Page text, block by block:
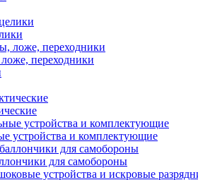
переходники
устройства и комплектующие
для самобороны